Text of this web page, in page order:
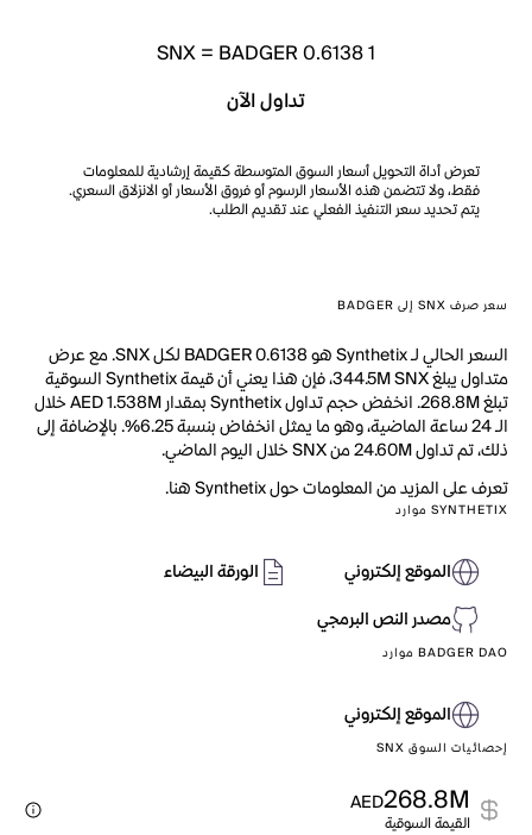
1
SNX= BADGER 0.6138
تداول الآن
تعرض أداة التحويل أسعار السوق المتوسطة كقيمة إرشادية للمعلومات
فقط، ولا تتضمن هذه الأسعار الرسوم أو فروق الأسعار أو الانزلاق السعري.
يتم تحديد سعر التنفيذ الفعلي عند تقديم الطلب.
سعر صرف SNX إلى BADGER
السعر الحالي لـ Synthetix هو BADGER 0.6138 لكل SNX. مع عرض
متداول يبلغ 344.5M SNX، فإن هذا يعني أن قيمة Synthetix السوقية
تبلغ 268.8M. انخفض حجم تداول Synthetix بمقدار AED 1.538M خلال
الـ 24 ساعة الماضية، وهو ما يمثل انخفاض بنسبة 6.25%. بالإضافة إلى
ذلك، تم تداول 24.60M من SNX خلال اليوم الماضي.
تعرف على المزيد من المعلومات حول Synthetix هنا.
SYNTHETIX موارد
الموقع إلكتروني
الورقة البيضاء
مصدر النص البرمجي
BADGER DAO موارد
الموقع إلكتروني
إحصائيات السوق SNX
268.8M
AED
القيمة السوقية